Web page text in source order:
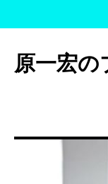
テ
ン
ッ
原一宏